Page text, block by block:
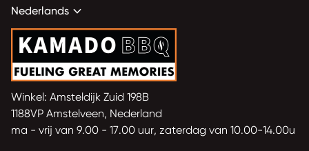
Nederlands expand_more
Home
Winkel: Amsteldijk Zuid 198B
1188VP Amstelveen, Nederland
ma - vrij van 9.00 - 17.00 uur, zaterdag van 10.00-14.00u